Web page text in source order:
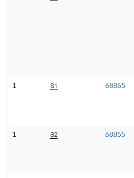
1 S1 68865
1 S2 68855